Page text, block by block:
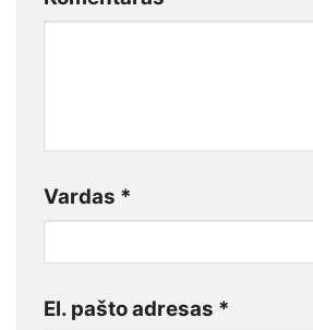
Vardas *
El. pašto adresas *